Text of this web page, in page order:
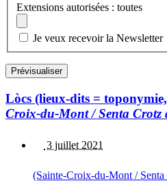
Extensions autorisées : toutes
Je veux recevoir la Newsletter
Lòcs (lieux-dits =
Croix-du-Mont / Senta Crotz
3 juillet 2021
(Sainte-Croix-du-Mont /